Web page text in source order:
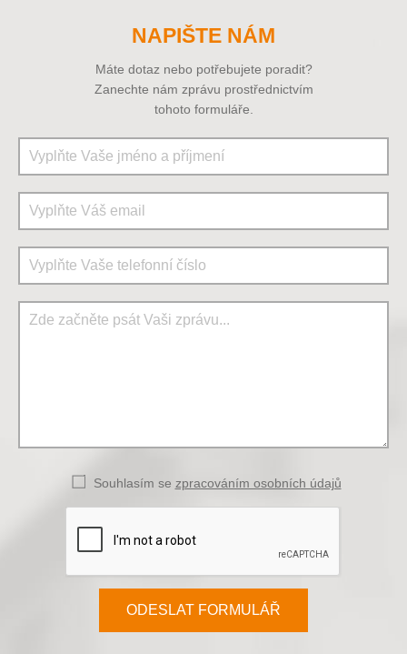
NAPIŠTE NÁM
Máte dotaz nebo potřebujete poradit?
Zanechte nám zprávu prostřednictvím
tohoto formuláře.
Souhlasím se zpracováním osobních údajů
ODESLAT FORMULÁŘ